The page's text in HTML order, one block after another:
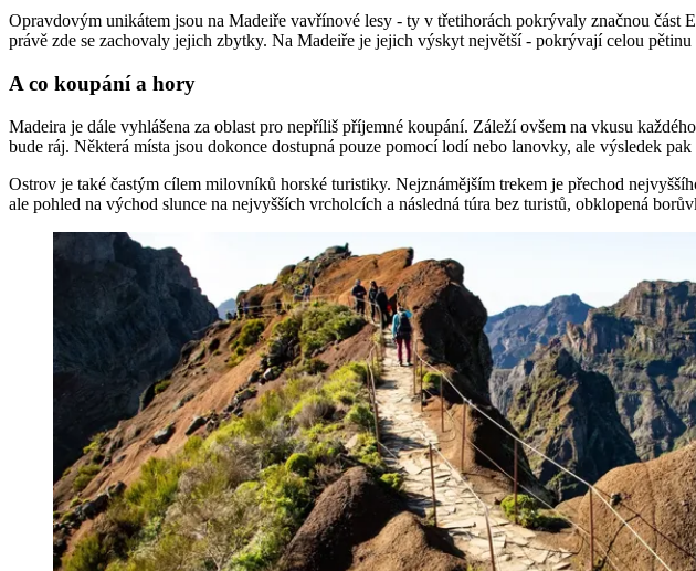
Opravdovým unikátem jsou na Madeiře vavřínové lesy - ty v třetihorách pokrývaly značnou
právě zde se zachovaly jejich zbytky. Na Madeiře je jejich výskyt největší - pokrývají celou
A co koupání a hory
Madeira je dále vyhlášena za oblast pro nepříliš příjemné koupání. Záleží ovšem na vkusu
bude ráj. Některá místa jsou dokonce dostupná pouze pomocí lodí nebo lanovky, ale výsledek
Ostrov je také častým cílem milovníků horské turistiky. Nejznámějším trekem je přechod
ale pohled na východ slunce na nejvyšších vrcholcích a následná túra bez turistů, obklopená